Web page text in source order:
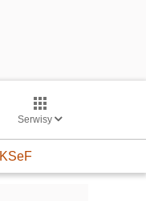
Serwisy
KSeF